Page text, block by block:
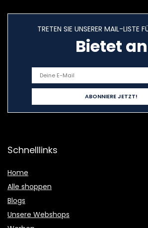
TRETEN SIE UNSERER MAIL-LISTE
Bietet an
Schnelllinks
Home
Alle shoppen
Blogs
Unsere Webshops